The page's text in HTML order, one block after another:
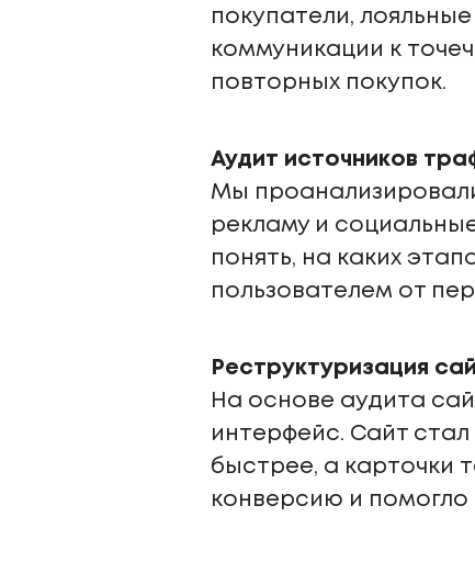
покупатели,
коммуникации к
повторных покупок.
Аудит источников
Мы
рекламу и
понять, на каких
пользователем от
Реструктуризация
На основе аудита
интерфейс. Сайт
быстрее, а карточки
конверсию и помогло